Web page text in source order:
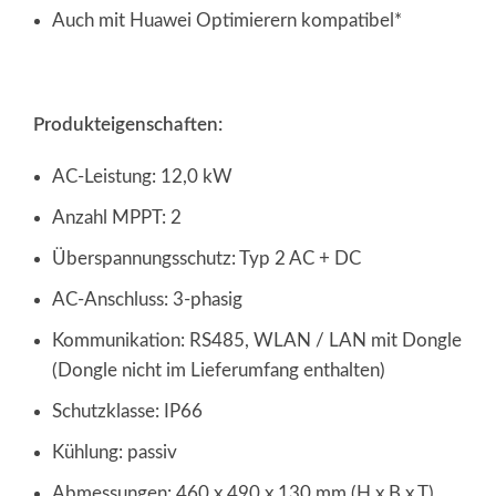
Auch mit Huawei Optimierern kompatibel*
Produkteigenschaften:
AC-Leistung: 12,0 kW
Anzahl MPPT: 2
Überspannungsschutz: Typ 2 AC + DC
AC-Anschluss: 3-phasig
Kommunikation: RS485, WLAN / LAN mit Dongle
(Dongle nicht im Lieferumfang enthalten)
Schutzklasse: IP66
Kühlung: passiv